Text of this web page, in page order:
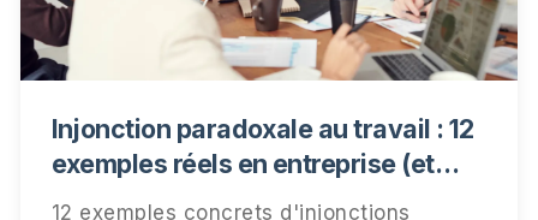
Injonction paradoxale au travail : 12
exemples réels en entreprise (et
comment les détecter)
12 exemples concrets d'injonctions